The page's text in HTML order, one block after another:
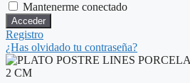
Mantenerme conectado
Registro
¿Has olvidado tu contraseña?